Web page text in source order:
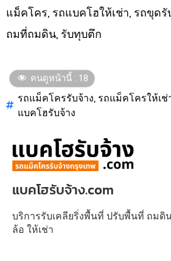
แม็คโคร, รถแบคโฮให้เช่า, รถขุดรั
ถมที่ถมดิน, รับทุบตึก
คนดูหน้านี้ : 18
รถแม็คโครรับจ้าง, รถแม็คโครให้เช่
แบคโฮรับจ้าง
แบคโฮรับจ้าง.com
บริการรับเคลียริ่งพื้นที่ ปรับพื้นที่ ถม
ล้อ ให้เช่า